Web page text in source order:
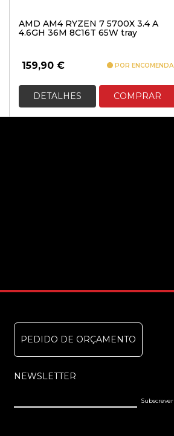
AMD AM4 RYZEN 7 5700X 3.4 A
4.6GH 36M 8C16T 65W tray
159,90 € POR ENCOMENDA
DETALHES COMPRAR
PEDIDO DE ORÇAMENTO
NEWSLETTER